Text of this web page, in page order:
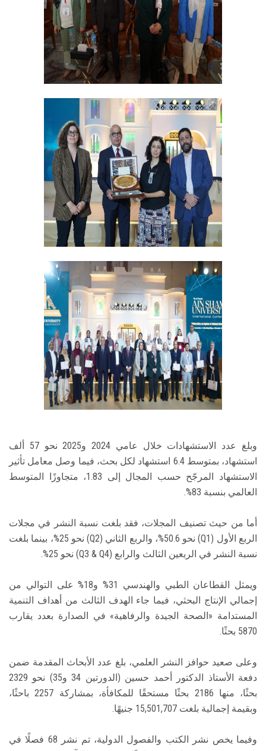
وبلغ عدد الاستشهادات خلال عامي 2024 و2025 نحو 57 ألف
استشهاد، بمتوسط 6.4 استشهاد لكل بحث، فيما وصل معامل تأثير
الاستشهاد المرجّح حسب المجال إلى 1.83، متجاوزًا المتوسط
العالمي بنسبة 83%.
أما من حيث تصنيف المجلات، فقد بلغت نسبة النشر في مجلات
الربع الأول (Q1) نحو 50.6%، والربع الثاني (Q2) نحو 25%، بينما بلغت
نسبة النشر في الربعين الثالث والرابع (Q3 & Q4) نحو 25%.
ويمثل القطاعان الطبي والهندسي 31% و18% على التوالي من
إجمالي الإنتاج البحثي، فيما جاء الهدف الثالث من أهداف التنمية
المستدامة «الصحة الجيدة والرفاهية» في الصدارة بعدد يقارب
5870 بحثًا.
وعلى صعيد حوافز النشر العلمي، بلغ عدد الأبحاث المقدمة ضمن
دفعة الأستاذ الدكتور أحمد حسين (الدورتين 34 و35) نحو 2329
بحثًا، منها 2186 بحثًا مستحقًا للمكافأة، بمشاركة 2257 باحثًا،
وبقيمة إجمالية بلغت 15,501,707 جنيهًا.
وفيما يخص نشر الكتب والفصول الدولية، تم نشر 68 فصلًا في